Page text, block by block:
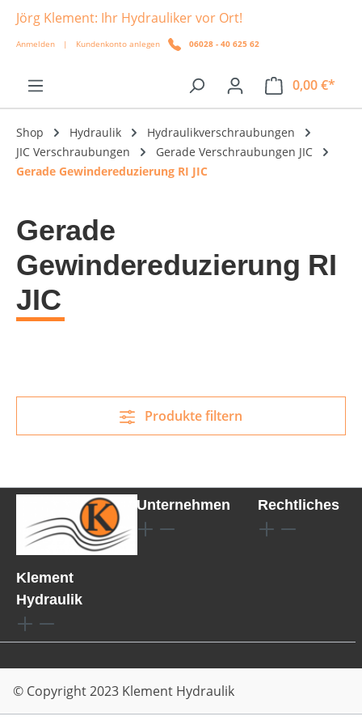
springen
Jörg Klement: Ihr Hydrauliker vor Ort!
Anmelden | Kundenkonto anlegen 06028 - 40 625 62
0,00 €*
Shop Hydraulik
Hydraulikverschraubungen
JIC Verschraubungen
Gerade Verschraubungen JIC
Gerade Gewindereduzierung RI JIC
Gerade
Gewindereduzierung RI
JIC
Produkte filtern
Klement
Hydraulik
Unternehmen Rechtliches
© Copyright 2023 Klement Hydraulik